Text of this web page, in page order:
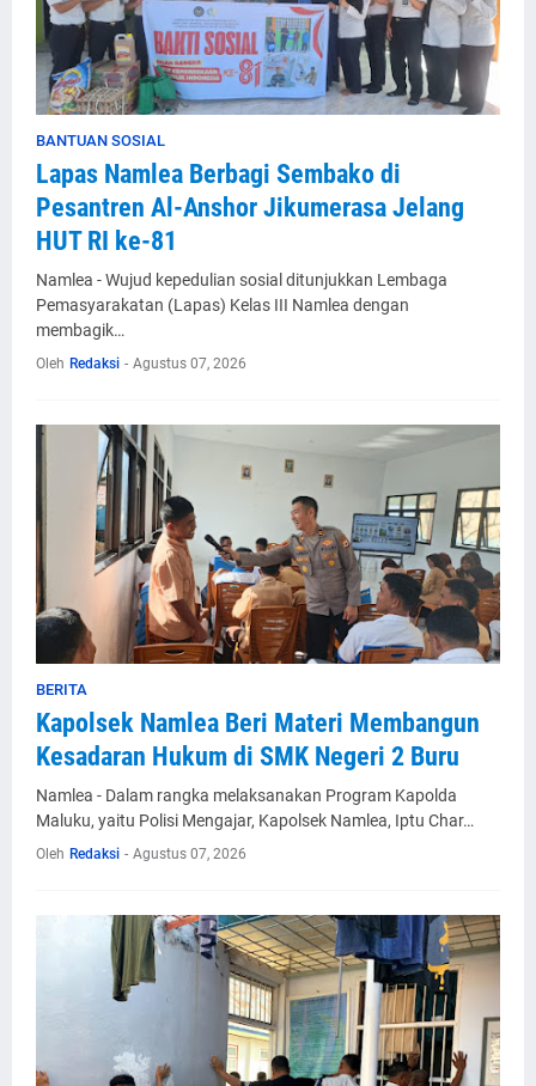
BANTUAN SOSIAL
Lapas Namlea Berbagi Sembako di
Pesantren Al-Anshor Jikumerasa Jelang
HUT RI ke-81
Namlea - Wujud kepedulian sosial ditunjukkan Lembaga
Pemasyarakatan (Lapas) Kelas III Namlea dengan
membagik…
Oleh Redaksi - Agustus 07, 2026
BERITA
Kapolsek Namlea Beri Materi Membangun
Kesadaran Hukum di SMK Negeri 2 Buru
Namlea - Dalam rangka melaksanakan Program Kapolda
Maluku, yaitu Polisi Mengajar, Kapolsek Namlea, Iptu Char…
Oleh Redaksi - Agustus 07, 2026